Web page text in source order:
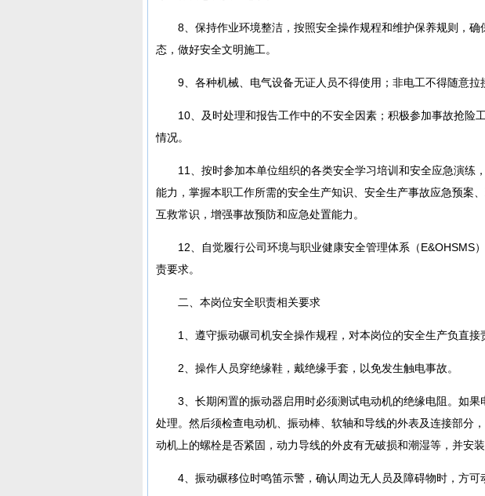
8、保持作业环境整洁，按照安全操作规程和维护保养规则，
态，做好安全文明施工。
9、各种机械、电气设备无证人员不得使用；非电工不得随意拉
10、及时处理和报告工作中的不安全因素；积极参加事故抢险
情况。
11、按时参加本单位组织的各类安全学习培训和安全应急演练
能力，掌握本职工作所需的安全生产知识、安全生产事故应急预案
互救常识，增强事故预防和应急处置能力。
12、自觉履行公司环境与职业健康安全管理体系（E&OHSMS
责要求。
二、本岗位安全职责相关要求
1、遵守振动碾司机安全操作规程，对本岗位的安全生产负直接
2、操作人员穿绝缘鞋，戴绝缘手套，以免发生触电事故。
3、长期闲置的振动器启用时必须测试电动机的绝缘电阻。如
处理。然后须检查电动机、振动棒、软轴和导线的外表及连接部分
动机上的螺栓是否紧固，动力导线的外皮有无破损和潮湿等，并安装
4、振动碾移位时鸣笛示警，确认周边无人员及障碍物时，方可